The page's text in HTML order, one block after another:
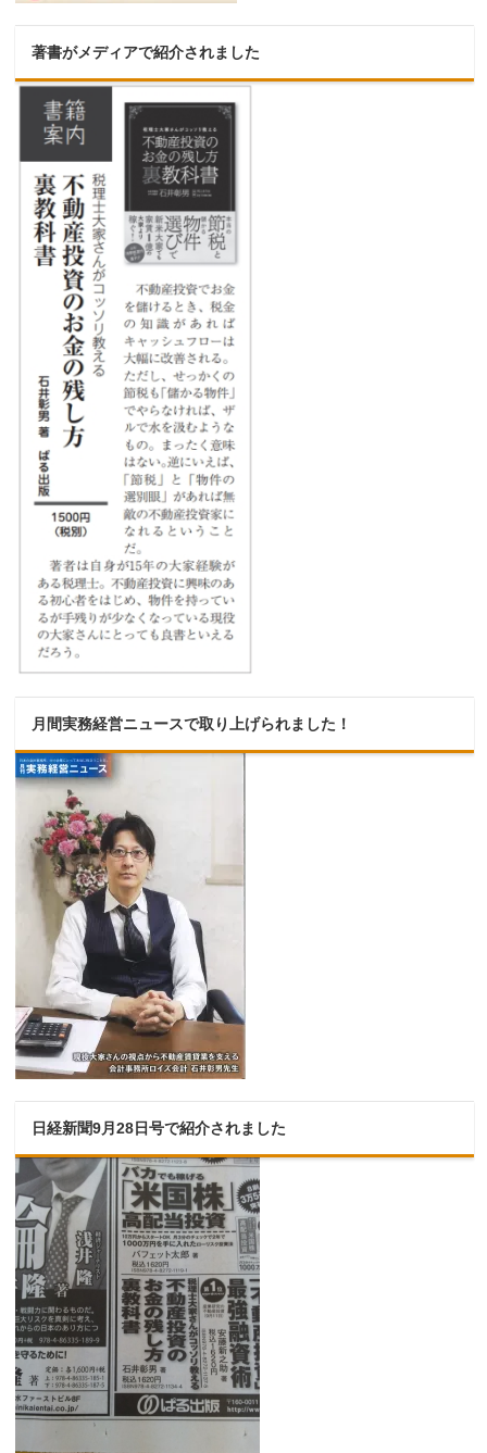
著書がメディアで紹介されました
月間実務経営ニュースで取り上げられました！
日経新聞9月28日号で紹介されました